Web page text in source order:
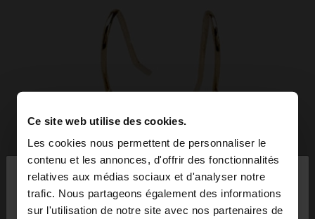
Ce site web utilise des cookies.
Les cookies nous permettent de personnaliser le
contenu et les annonces, d'offrir des fonctionnalités
relatives aux médias sociaux et d'analyser notre
trafic. Nous partageons également des informations
sur l'utilisation de notre site avec nos partenaires de
bonjour ×
Vous accédez au site depuis Suisse. Voulez-vous